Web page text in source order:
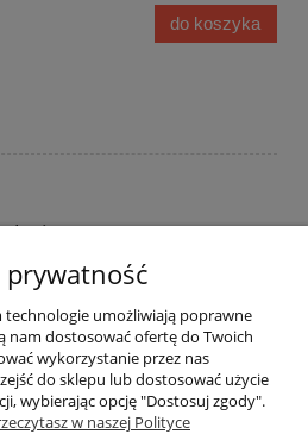
do koszyka
x 4 2022
do koszyka
prywatność
technologie umożliwiają poprawne
nam dostosować ofertę do Twoich
wykorzystanie przez nas
do sklepu lub dostosować użycie
wybierając opcję "Dostosuj zgody".
w naszej Polityce